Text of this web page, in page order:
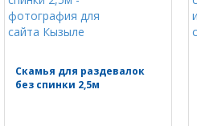
Скамья для раздевалок
без спинки 2,5м